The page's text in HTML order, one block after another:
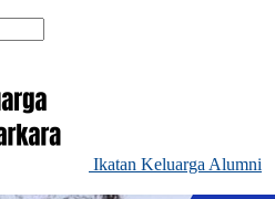
Ikatan Keluarga Alumni